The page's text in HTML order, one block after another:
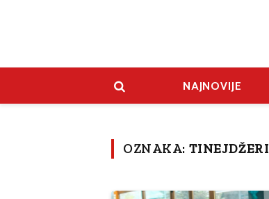
NAJNOVIJE
OZNAKA: TINEJDŽERI